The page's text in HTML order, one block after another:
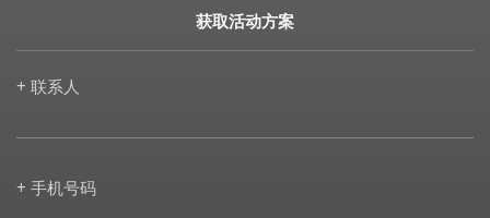
获取活动方案
+ 联系人
+ 手机号码